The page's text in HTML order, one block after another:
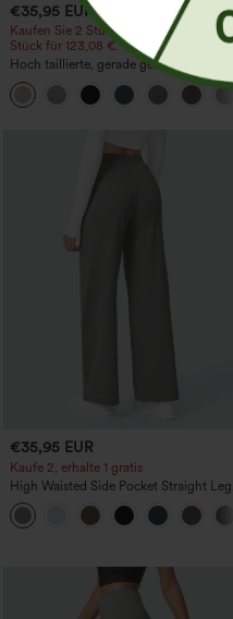
€35,95 EUR
Kaufen Sie 2 Stück für 61,54 € oder 4
Stück für 123,08 €.
Hoch taillierte, gerade geschnittene,
legere Leinen-Optik-Hose mit Taschen
€35,95 EUR
Kaufe 2, erhalte 1 gratis
High Waisted Side Pocket Straight Leg
Work Pants